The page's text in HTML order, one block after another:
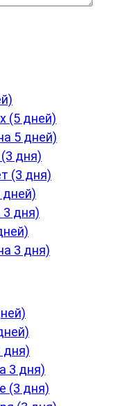
(5 дней)
5 дней)
дня)
(3 дня)
дней)
3 дня)
3 дня)
дня)
3 дня)
(3 дня)